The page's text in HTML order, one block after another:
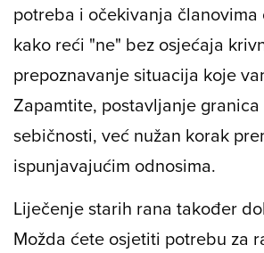
potreba i očekivanja
kako reći "ne" bez osjećaja
prepoznavanje situacija koje
Zapamtite, postavljanje
sebičnosti, već nužan korak
ispunjavajućim odnosima.
Liječenje starih rana također
Možda ćete osjetiti potrebu za